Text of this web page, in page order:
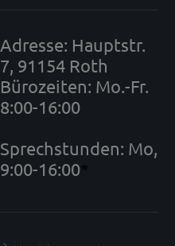
Adresse: Hauptstr.
7, 91154 Roth
Bürozeiten: Mo.-Fr.
8:00-16:00
Sprechstunden: Mo,
9:00-16:00*